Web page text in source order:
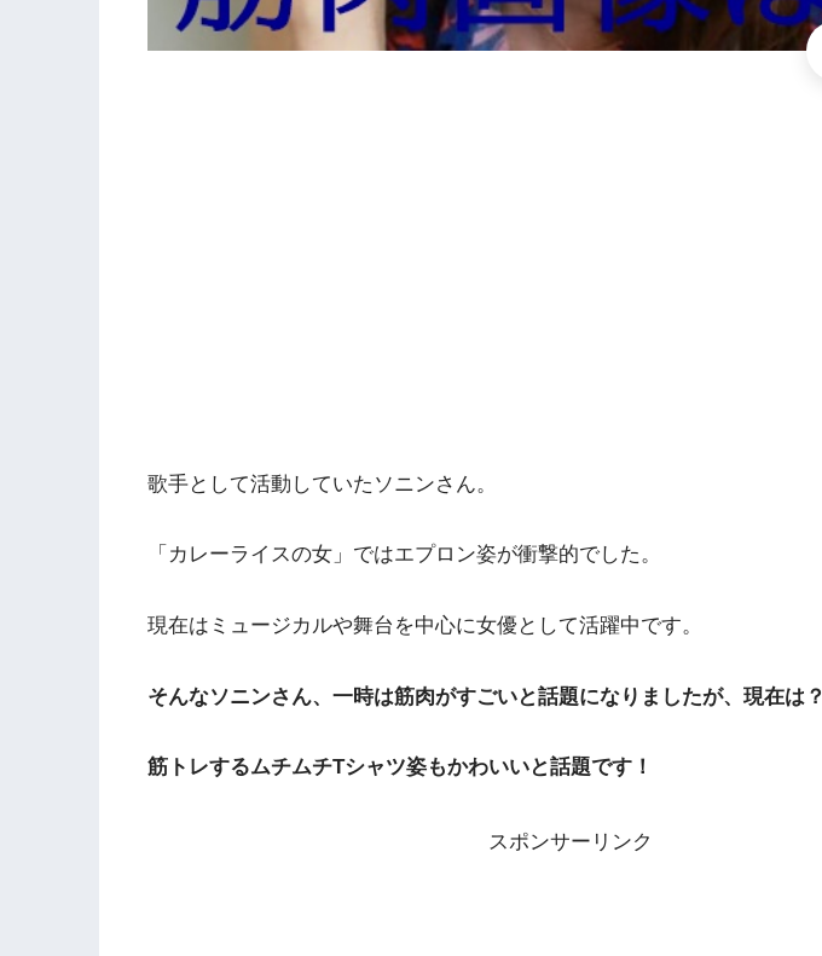
歌手として活動していたソニンさん。
「カレーライスの女」ではエプロン姿が衝撃的でした。
現在はミュージカルや舞台を中心に女優として活躍中です。
そんなソニンさん、一時は筋肉がすごいと話題になりましたが、現在は？
筋トレするムチムチTシャツ姿もかわいいと話題です！
スポンサーリンク